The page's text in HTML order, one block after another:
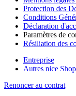
Protection des
Conditions
Déclaration
Paramètres de
Résiliation des
Entreprise
Autres nice
Renoncer au contrat